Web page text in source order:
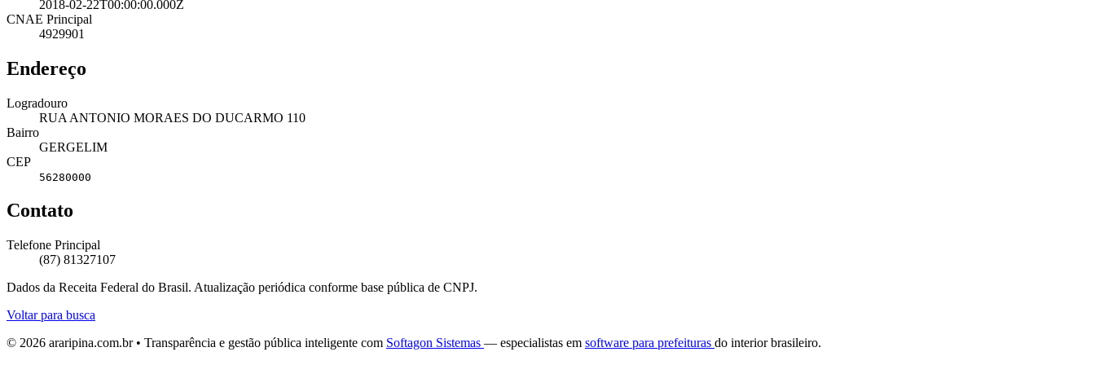
2018-02-22T00:00:00.000Z
CNAE Principal
4929901
Endereço
Logradouro
RUA ANTONIO MORAES DO DUCARMO 110
Bairro
GERGELIM
CEP
56280000
Contato
Telefone Principal
(87) 81327107
Dados da Receita Federal do Brasil. Atualização periódica conforme base pública de CNPJ.
Voltar para busca
© 2026 araripina.com.br • Transparência e gestão pública inteligente com Softagon Sistemas — especialistas em software para prefeituras do interior brasileiro.